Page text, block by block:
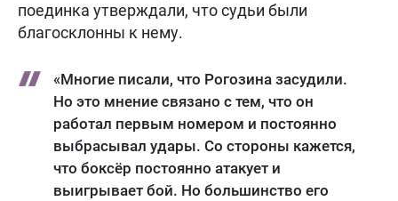
поединка утверждали, что судьи были
благосклонны к нему.
«Многие писали, что Рогозина засудили.
Но это мнение связано с тем, что он
работал первым номером и постоянно
выбрасывал удары. Со стороны кажется,
что боксёр постоянно атакует и
выигрывает бой. Но большинство его